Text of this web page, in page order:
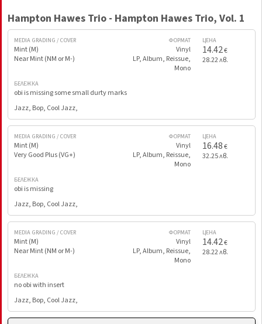
Hampton Hawes Trio - Hampton Hawes Trio, Vol. 1
MEDIA GRADING / COVER
Mint (M)
Near Mint (NM or M-)
ФОРМАТ
Vinyl
LP, Album, Reissue,
Mono
ЦЕНА
14.42€
28.22 лв.
БЕЛЕЖКА
obi is missing some small durty marks
Jazz, Bop, Cool Jazz,
MEDIA GRADING / COVER
Mint (M)
Very Good Plus (VG+)
ФОРМАТ
Vinyl
LP, Album, Reissue,
Mono
ЦЕНА
16.48€
32.25 лв.
БЕЛЕЖКА
obi is missing
Jazz, Bop, Cool Jazz,
MEDIA GRADING / COVER
Mint (M)
Near Mint (NM or M-)
ФОРМАТ
Vinyl
LP, Album, Reissue,
Mono
ЦЕНА
14.42€
28.22 лв.
БЕЛЕЖКА
no obi with insert
Jazz, Bop, Cool Jazz,